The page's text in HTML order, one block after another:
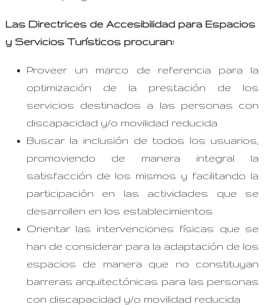
Las Directrices de Accesibilidad para Espacios
y Servicios Turísticos procuran:
Proveer un marco de referencia para la
optimización de la prestación de los
servicios destinados a las personas con
discapacidad y/o movilidad reducida
Buscar la inclusión de todos los usuarios,
promoviendo de manera integral la
satisfacción de los mismos y facilitando la
participación en las actividades que se
desarrollen en los establecimientos
Orientar las intervenciones físicas que se
han de considerar para la adaptación de los
espacios de manera que no constituyan
barreras arquitectónicas para las personas
con discapacidad y/o movilidad reducida